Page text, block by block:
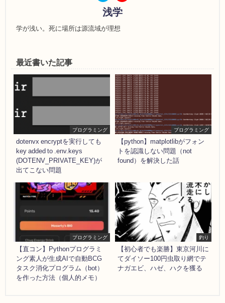
浅学
学が浅い。死に場所は源流域が理想
最近書いた記事
プログラミング
dotenvx encryptを実行しても
key added to .env.keys
(DOTENV_PRIVATE_KEY)が
出てこない問題
プログラミング
【python】matplotlibがフォン
トを認識しない問題（not
found）を解決した話
プログラミング
【直コン】Pythonプログラミ
ング素人が生成AIで自動BCG
タスク消化プログラム（bot）
を作った方法（個人的メモ）
釣り
【初心者でも楽勝】東京河川に
てダイソー100円虫取り網でテ
ナガエビ、ハゼ、ハクを獲る